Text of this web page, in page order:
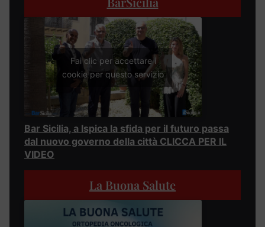
Fai clic per accettare i
cookie per questo servizio
Bar Sicilia, a Ispica la sfida per il futuro passa
dal nuovo governo della città CLICCA PER IL
VIDEO
La Buona Salute